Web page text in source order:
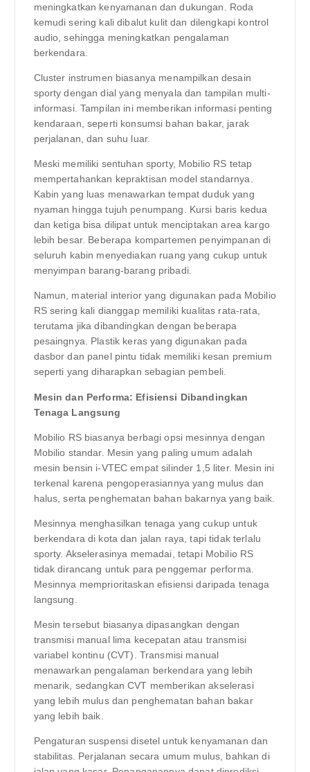
meningkatkan kenyamanan dan dukungan. Roda
kemudi sering kali dibalut kulit dan dilengkapi kontrol
audio, sehingga meningkatkan pengalaman
berkendara.
Cluster instrumen biasanya menampilkan desain
sporty dengan dial yang menyala dan tampilan multi-
informasi. Tampilan ini memberikan informasi penting
kendaraan, seperti konsumsi bahan bakar, jarak
perjalanan, dan suhu luar.
Meski memiliki sentuhan sporty, Mobilio RS tetap
mempertahankan kepraktisan model standarnya.
Kabin yang luas menawarkan tempat duduk yang
nyaman hingga tujuh penumpang. Kursi baris kedua
dan ketiga bisa dilipat untuk menciptakan area kargo
lebih besar. Beberapa kompartemen penyimpanan di
seluruh kabin menyediakan ruang yang cukup untuk
menyimpan barang-barang pribadi.
Namun, material interior yang digunakan pada Mobilio
RS sering kali dianggap memiliki kualitas rata-rata,
terutama jika dibandingkan dengan beberapa
pesaingnya. Plastik keras yang digunakan pada
dasbor dan panel pintu tidak memiliki kesan premium
seperti yang diharapkan sebagian pembeli.
Mesin dan Performa: Efisiensi Dibandingkan
Tenaga Langsung
Mobilio RS biasanya berbagi opsi mesinnya dengan
Mobilio standar. Mesin yang paling umum adalah
mesin bensin i-VTEC empat silinder 1,5 liter. Mesin ini
terkenal karena pengoperasiannya yang mulus dan
halus, serta penghematan bahan bakarnya yang baik.
Mesinnya menghasilkan tenaga yang cukup untuk
berkendara di kota dan jalan raya, tapi tidak terlalu
sporty. Akselerasinya memadai, tetapi Mobilio RS
tidak dirancang untuk para penggemar performa.
Mesinnya memprioritaskan efisiensi daripada tenaga
langsung.
Mesin tersebut biasanya dipasangkan dengan
transmisi manual lima kecepatan atau transmisi
variabel kontinu (CVT). Transmisi manual
menawarkan pengalaman berkendara yang lebih
menarik, sedangkan CVT memberikan akselerasi
yang lebih mulus dan penghematan bahan bakar
yang lebih baik.
Pengaturan suspensi disetel untuk kenyamanan dan
stabilitas. Perjalanan secara umum mulus, bahkan di